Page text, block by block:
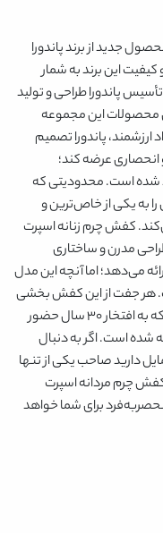
، تنها یک محصول جدید از برند پاندورا
این برند به شمار
پاندورا طراحی و تولید
محصولات این مجموعه
پاندورا تصمیم
عرضه کند؛
تولید شده است. محدودیتی که
به یکی از خاص‌ترین و
کفش چرم زنانه اسپرت
مدرن و ساختاری
می‌دهد؛ اما آنچه این مدل
هر جفت از این کفش بخشی
از یک کالکشن یادبود ویژه محسوب می‌شود که به افتخار 30 سال حضور
است. اگر به دنبال
دارید صاحب یکی از تنها
چرم مردانه اسپرت
و منحصربه‌فرد برای شما خواهد